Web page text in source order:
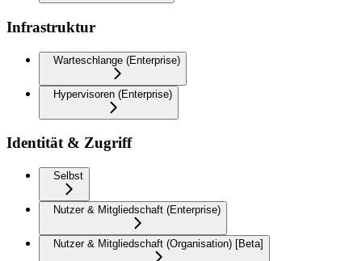
Infrastruktur
Warteschlange (Enterprise)
Hypervisoren (Enterprise)
Identität & Zugriff
Selbst
Nutzer & Mitgliedschaft (Enterprise)
Nutzer & Mitgliedschaft (Organisation) [Beta]